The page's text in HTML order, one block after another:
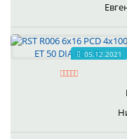
05.12.2021